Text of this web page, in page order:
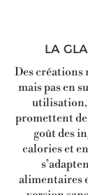
LA
Des créations
mais pas en
utilisation,
promettent
goût des
calories et
alimentaires